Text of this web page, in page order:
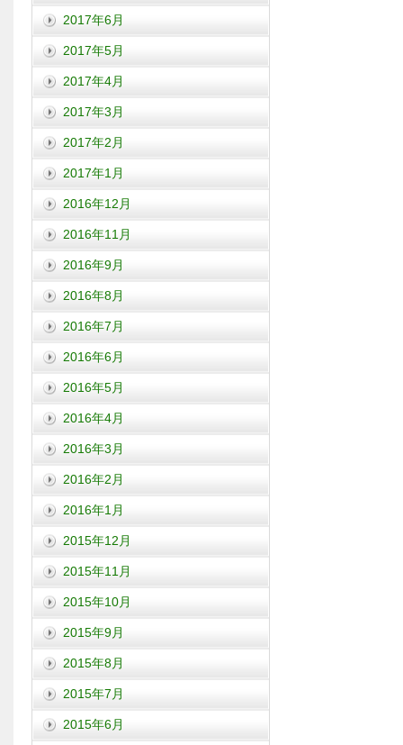
2017年6月
2017年5月
2017年4月
2017年3月
2017年2月
2017年1月
2016年12月
2016年11月
2016年9月
2016年8月
2016年7月
2016年6月
2016年5月
2016年4月
2016年3月
2016年2月
2016年1月
2015年12月
2015年11月
2015年10月
2015年9月
2015年8月
2015年7月
2015年6月